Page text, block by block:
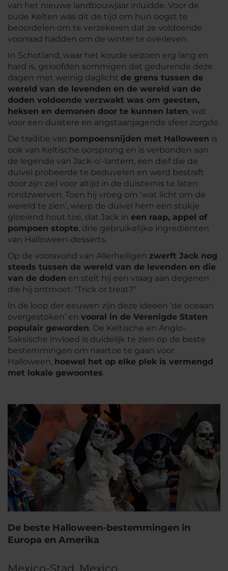
van het nieuwe landbouwjaar inluidde. Voor de
oude Kelten was dit de tijd om hun oogst te
beoordelen om te verzekeren dat ze voldoende
voorraad hadden om de winter te overleven.
In Schotland, waar het koude seizoen erg lang en
hard is, geloofden sommigen dat gedurende deze
dagen met weinig daglicht de grens tussen de
wereld van de levenden en de wereld van de
doden voldoende verzwakt was om geesten,
heksen en demonen door te kunnen laten, wat
voor een duistere en angstaanjagende sfeer zorgde.
De traditie van pompoensnijden met Halloween is
ook van Keltische oorsprong en is verbonden aan
de legende van Jack-o'-lantern, een dief die de
duivel probeerde te beduvelen en werd bestraft
door zijn ziel voor altijd in de duisternis te laten
rondzwerven. Toen hij vroeg om ‘wat licht om de
wereld te zien’, wierp de duivel hem een stukje
gloeiend hout toe, dat Jack in een raap, appel of
pompoen stopte, drie gebruikelijke ingrediënten
van Halloween-desserts.
Op de vooravond van Allerheiligen zwerft Jack nog
steeds tussen de wereld van de levenden en die
van de doden en stelt hij een vraag aan degenen
die hij ontmoet: "Trick or treat?"
In de loop der eeuwen zijn deze ideeën ‘de oceaan
overgestoken’ en vooral in de Verenigde Staten
populair geworden. De Keltische en Anglo-
Saksische invloed is duidelijk te zien op de beste
bestemmingen om naartoe te gaan voor
Halloween, hoewel het op elke plek is vermengd
met lokale gewoontes.
De beste Halloween-bestemmingen in
Europa en Amerika
Mexico-Stad, Mexico